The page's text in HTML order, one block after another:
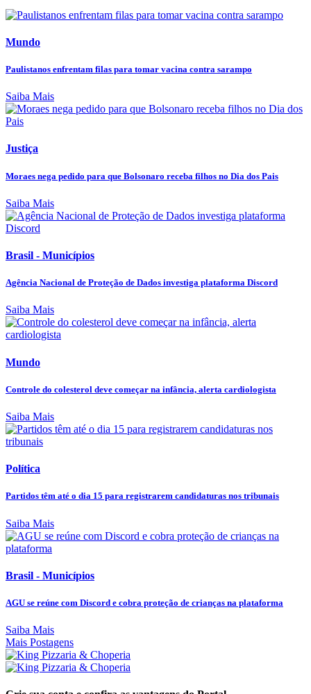
Mundo
Paulistanos enfrentam filas para tomar vacina contra sarampo
Saiba Mais
Justiça
Moraes nega pedido para que Bolsonaro receba filhos no Dia dos Pais
Saiba Mais
Brasil - Municípios
Agência Nacional de Proteção de Dados investiga plataforma Discord
Saiba Mais
Mundo
Controle do colesterol deve começar na infância, alerta cardiologista
Saiba Mais
Política
Partidos têm até o dia 15 para registrarem candidaturas nos tribunais
Saiba Mais
Brasil - Municípios
AGU se reúne com Discord e cobra proteção de crianças na plataforma
Saiba Mais
Mais Postagens